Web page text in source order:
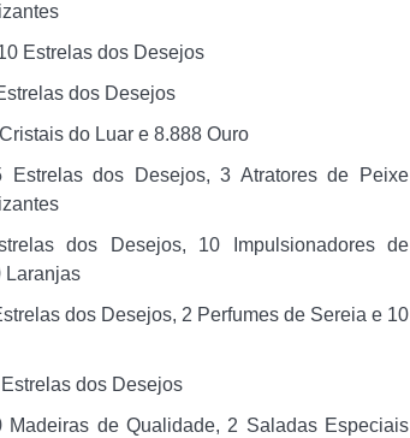
Estrelas dos Desejos
dos Desejos
do Luar e 8.888 Ouro
Estrelas dos Desejos, 3 Atratores de Peixe
dos Desejos, 10 Impulsionadores de
Laranjas
dos Desejos, 2 Perfumes de Sereia e 10
dos Desejos
Madeiras de Qualidade, 2 Saladas Especiais